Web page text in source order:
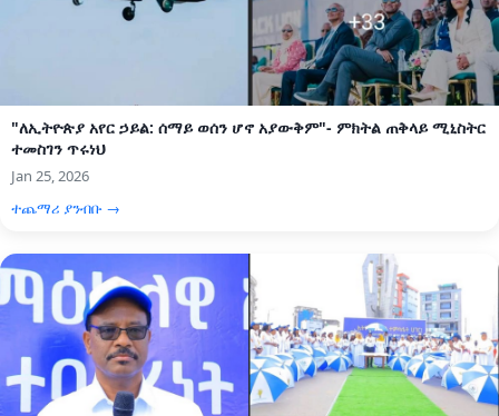
"ለኢትዮጵያ አየር ኃይል: ሰማይ ወሰን ሆኖ አያውቅም"- ምክትል ጠቅላይ ሚኒስትር
ተመስገን ጥሩነህ
Jan 25, 2026
ተጨማሪ ያንብቡ →